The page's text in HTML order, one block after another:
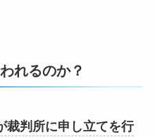
れるのか？
裁判所に申し立てを行